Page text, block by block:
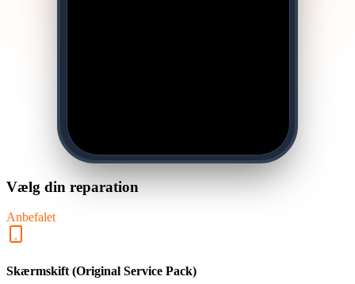
Vælg din reparation
Anbefalet
Skærmskift (Original Service Pack)